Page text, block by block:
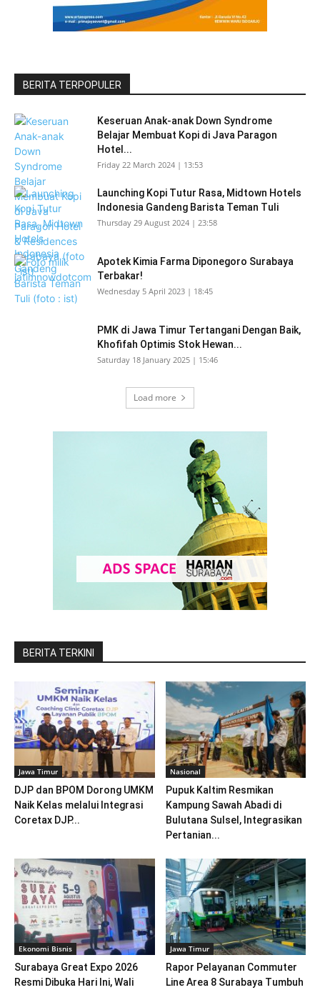
BERITA TERPOPULER
Keseruan Anak-anak Down Syndrome
Belajar Membuat Kopi di Java Paragon
Hotel...
Friday 22 March 2024 | 13:53
Launching Kopi Tutur Rasa, Midtown Hotels
Indonesia Gandeng Barista Teman Tuli
Thursday 29 August 2024 | 23:58
Apotek Kimia Farma Diponegoro Surabaya
Terbakar!
Wednesday 5 April 2023 | 18:45
PMK di Jawa Timur Tertangani Dengan Baik,
Khofifah Optimis Stok Hewan...
Saturday 18 January 2025 | 15:46
Load more
BERITA TERKINI
Jawa Timur
DJP dan BPOM Dorong UMKM
Naik Kelas melalui Integrasi
Coretax DJP...
Nasional
Pupuk Kaltim Resmikan
Kampung Sawah Abadi di
Bulutana Sulsel, Integrasikan
Pertanian...
Ekonomi Bisnis
Surabaya Great Expo 2026
Resmi Dibuka Hari Ini, Wali
Jawa Timur
Rapor Pelayanan Commuter
Line Area 8 Surabaya Tumbuh